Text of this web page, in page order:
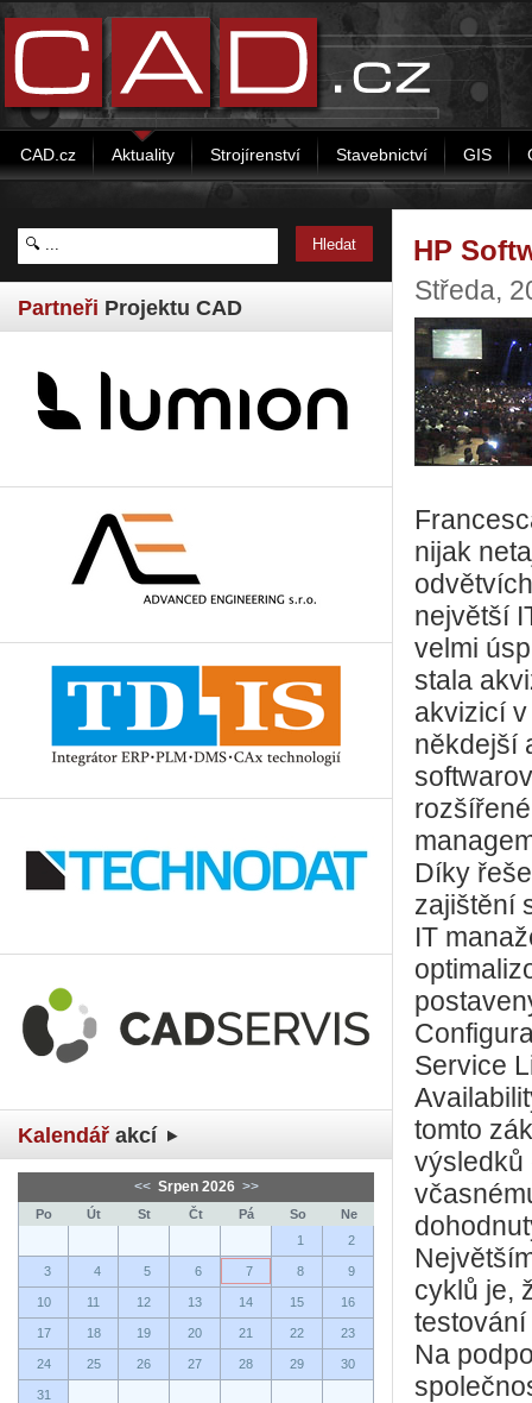
CAD.cz Aktuality Strojírenství Stavebnictví GIS
Partneři Projektu CAD
Kalendář akcí
<< Srpen 2026 >>
Po Út St Čt Pá So
Ne
1
2
3 4 5 6 7 8 9
10 11 12 13 14 15 16
17 18 19 20 21 22 23
24 25 26 27 28 29 30
31
HP
Středa,
nijak
největší
velmi
stala
akvizicí
někdejší
Díky
zajištění
IT
Service
tomto
výsledků
cyklů je,
Na